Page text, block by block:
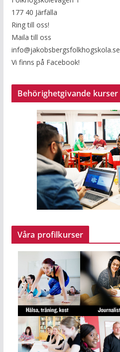
177 40 Järfälla
Ring till oss!
Maila till oss
info@jakobsbergsfolkhogskola.se
Vi finns på Facebook!
Behörighetgivande kurser
Våra profilkurser